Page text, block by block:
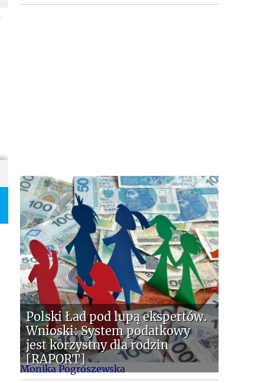
Monika Pogroszewska
Polski Ład pod lupą ekspertów.
Wnioski: System podatkowy
jest korzystny dla rodzin
[RAPORT]